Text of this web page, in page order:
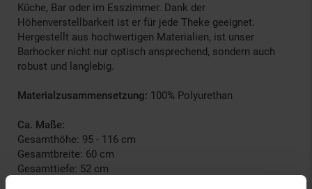
Küche, Bar oder im Esszimmer. Dank der
Höhenverstellbarkeit ist er für jede Theke geeignet.
Hergestellt aus hochwertigen Materialien, ist unser
Barhocker nicht nur optisch ansprechend, sondern auch
robust und langlebig.
Materialzusammensetzung: 100% Polyurethan
Ca. Maße:
Gesamthöhe: 95 - 116 cm
Gesamtbreite: 60 cm
Gesamttiefe: 52 cm